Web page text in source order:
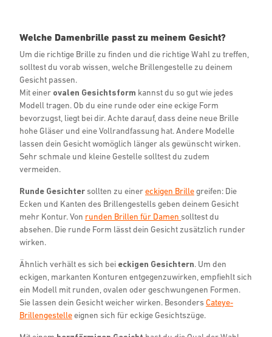
Welche Damenbrille passt zu meinem Gesicht?
Um die richtige Brille zu finden und die richtige Wahl zu treffen,
solltest du vorab wissen, welche Brillengestelle zu deinem
Gesicht passen.
Mit einer ovalen Gesichtsform kannst du so gut wie jedes
Modell tragen. Ob du eine runde oder eine eckige Form
bevorzugst, liegt bei dir. Achte darauf, dass deine neue Brille
hohe Gläser und eine Vollrandfassung hat. Andere Modelle
lassen dein Gesicht womöglich länger als gewünscht wirken.
Sehr schmale und kleine Gestelle solltest du zudem
vermeiden.
Runde Gesichter sollten zu einereckigen Brillegreifen: Die
Ecken und Kanten des Brillengestells geben deinem Gesicht
mehr Kontur. Von runden Brillen für Damen solltest du
absehen. Die runde Form lässt dein Gesicht zusätzlich runder
wirken.
Ähnlich verhält es sich bei eckigen Gesichtern. Um den
eckigen, markanten Konturen entgegenzuwirken, empfiehlt sich
ein Modell mit runden, ovalen oder geschwungenen Formen.
Sie lassen dein Gesicht weicher wirken. Besonders Cateye-
Brillengestelleeignen sich für eckige Gesichtszüge.